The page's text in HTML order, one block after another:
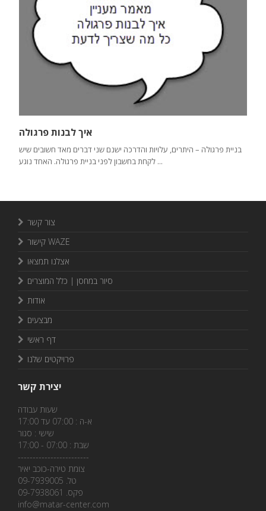
איך לבנות פרגולה
בניית פרגולה – היתרים, עלויות והדרכה ישנם שני דברים מאד חשובים שיש
לקחת בחשבון לפני בניית פרגולה. האחד נוגע ...
צור קשר
קישור WAZE
אצלנו תמצאו
סיור במחסן | כלל המוצרים
אודות
מבצעים
דף ראשי
פרויקטים שלנו
יצירת קשר
שעות עבודה
א-ה : 07:00 עד 17:00
שישי : סגור
שבת : 07:00 - 17:00
------------------------
צומת טירה-כוכב יאיר
טל. 09-7939005
פקס. 09-7938061
info@matar-center.com